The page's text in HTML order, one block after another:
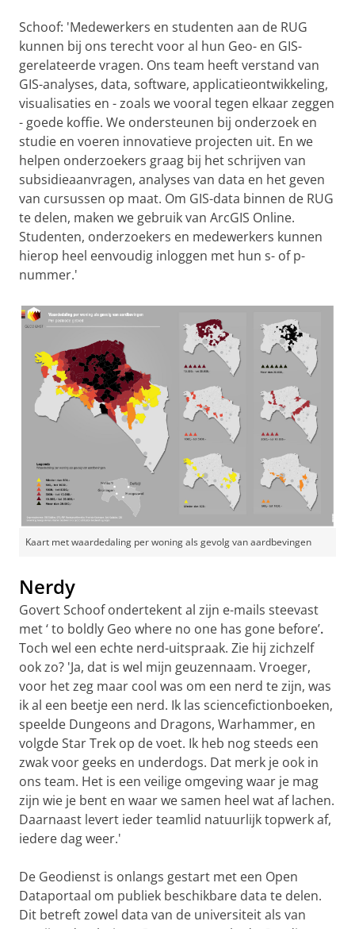
Schoof: 'Medewerkers en studenten aan de RUG
kunnen bij ons terecht voor al hun Geo- en GIS-
gerelateerde vragen. Ons team heeft verstand van
GIS-analyses, data, software, applicatieontwikkeling,
visualisaties en - zoals we vooral tegen elkaar zeggen
- goede koffie. We ondersteunen bij onderzoek en
studie en voeren innovatieve projecten uit. En we
helpen onderzoekers graag bij het schrijven van
subsidieaanvragen, analyses van data en het geven
van cursussen op maat. Om GIS-data binnen de RUG
te delen, maken we gebruik van ArcGIS Online.
Studenten, onderzoekers en medewerkers kunnen
hierop heel eenvoudig inloggen met hun s- of p-
nummer.'
Kaart met waardedaling per woning als gevolg van aardbevingen
Nerdy
Govert Schoof ondertekent al zijn e-mails steevast
met ‘to boldly Geo where no one has gone before’.
Toch wel een echte nerd-uitspraak. Zie hij zichzelf
ook zo? 'Ja, dat is wel mijn geuzennaam. Vroeger,
voor het zeg maar cool was om een nerd te zijn, was
ik al een beetje een nerd. Ik las sciencefictionboeken,
speelde Dungeons and Dragons, Warhammer, en
volgde Star Trek op de voet. Ik heb nog steeds een
zwak voor geeks en underdogs. Dat merk je ook in
ons team. Het is een veilige omgeving waar je mag
zijn wie je bent en waar we samen heel wat af lachen.
Daarnaast levert ieder teamlid natuurlijk topwerk af,
iedere dag weer.'
De Geodienst is onlangs gestart met een Open
Dataportaal om publiek beschikbare data te delen.
Dit betreft zowel data van de universiteit als van